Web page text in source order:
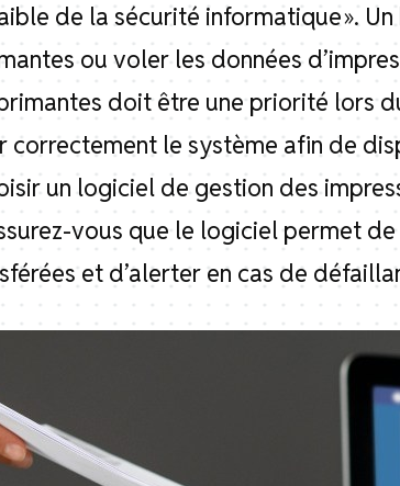
de la sécurité informatique ».
ou voler les données
doit être une priorité lors
le système afin de
un logiciel de gestion des
vous que le logiciel permet
et d’alerter en cas de